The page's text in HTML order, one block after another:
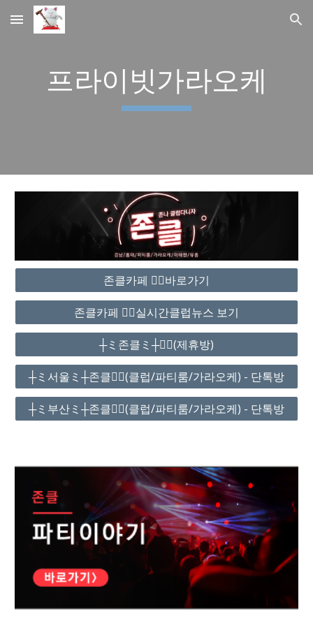
Skip to main content Skip to navigation
프라이빗가라오케
존클카페 ❤️‍🔥바로가기
존클카페 ❤️‍🔥실시간클럽뉴스 보기
┼ミ존클ミ┼❤️‍🔥(제휴방)
┼ミ서울ミ┼존클❤️‍🔥(클럽/파티룸/가라오케) - 단톡방
┼ミ부산ミ┼존클❤️‍🔥(클럽/파티룸/가라오케) - 단톡방